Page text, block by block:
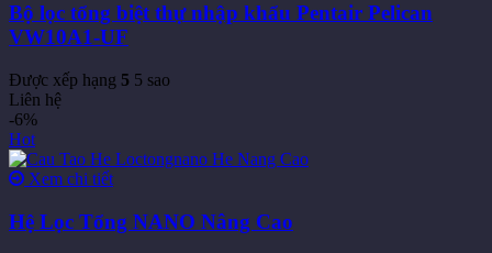
Bộ lọc tổng biệt thự nhập khẩu Pentair Pelican
VW10A1-UF
Được xếp hạng 5 5 sao
Liên hệ
-6%
Hot
Xem chi tiết
Hệ Lọc Tổng NANO Nâng Cao